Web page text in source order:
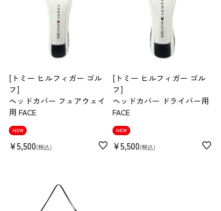
[トミー ヒルフィガー ゴル
フ]
ヘッドカバー フェアウェイ
用 FACE
NEW
¥5,500 税込
[トミー ヒルフィガー ゴル
フ]
ヘッドカバー ドライバー用
FACE
NEW
¥5,500 税込